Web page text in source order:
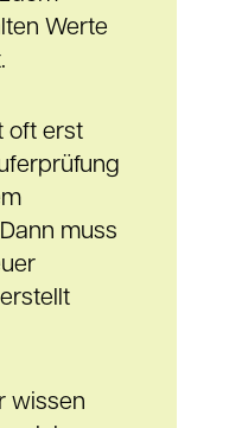
Werte
oft erst
muss
wissen